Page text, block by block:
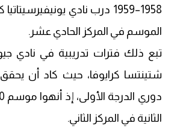
1958–1959 درب نادي
الموسم في المركز الحادي عشر.
تبع ذلك فترات تدريبية في نادي
شتينتسا كرايوفا، حيث كاد أن
الثانية في المركز الثاني.